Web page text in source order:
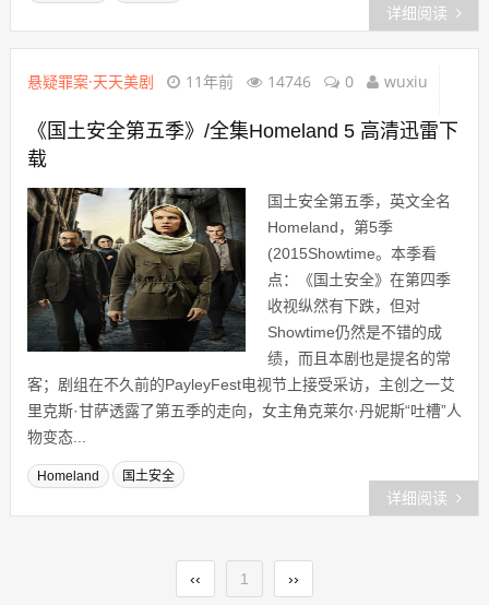
详细阅读
悬疑罪案·天天美剧 11年前 14746 0 wuxiu
《国土安全第五季》/全集Homeland 5 高清迅雷下
载
国土安全第五季，英文全名
Homeland，第5季
(2015Showtime。本季看
点：《国土安全》在第四季
收视纵然有下跌，但对
Showtime仍然是不错的成
绩，而且本剧也是提名的常
客；剧组在不久前的PayleyFest电视节上接受采访，主创之一艾
里克斯·甘萨透露了第五季的走向，女主角克莱尔·丹妮斯“吐槽”人
物变态...
Homeland 国土安全
详细阅读
‹‹ 1 ››